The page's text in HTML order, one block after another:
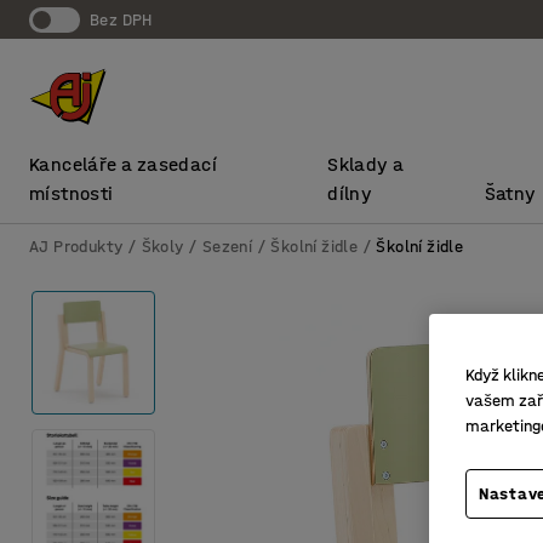
bez DPH
Kanceláře a zasedací
místnosti
Sklady a
dílny
Šatny
AJ Produkty Školy Sezení Školní židle Školní židle
Když
vašem